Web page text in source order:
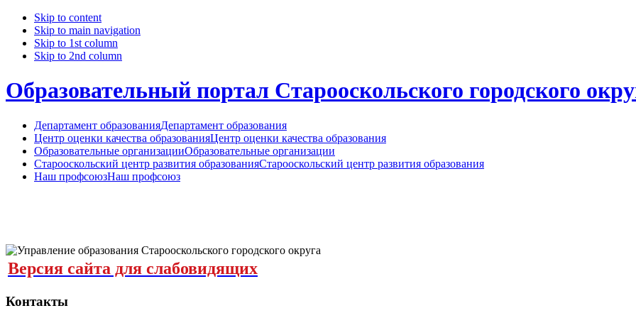
Skip to content
Skip to main navigation
Skip to 1st column
Skip to 2nd column
Образовательный портал Старооскольского городского
Департамент образованияДепартамент образования
Центр оценки качества образованияЦентр оценки качества образования
Образовательные организацииОбразовательные организации
Старооскольский центр развития образованияСтарооскольский центр развития образования
Наш профсоюзНаш профсоюз
Версия сайта для слабовидящих
Контакты